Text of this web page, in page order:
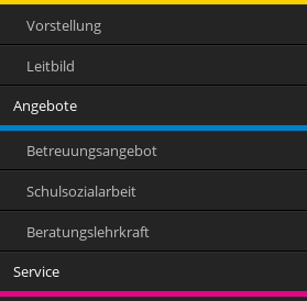
Vorstellung
Leitbild
Angebote
Betreuungsangebot
Schulsozialarbeit
Beratungslehrkraft
Service